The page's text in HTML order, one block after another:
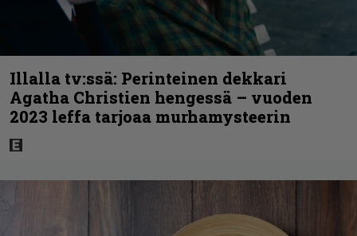
Illalla tv:ssä: Perinteinen dekkari
Agatha Christien hengessä – vuoden
2023 leffa tarjoaa murhamysteerin